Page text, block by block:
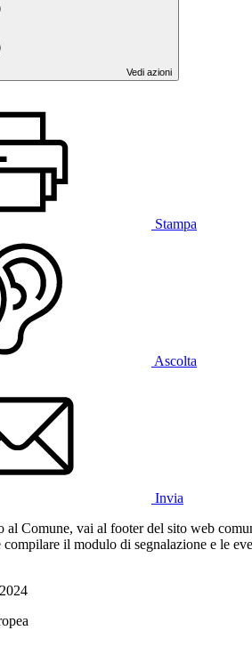
Vedi azioni
Stampa
Ascolta
Invia
al Comune, vai al footer del sito web
il modulo di segnalazione e le